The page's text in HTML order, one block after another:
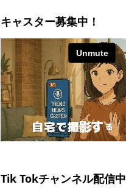
キャスター募集中！
Tik Tokチャンネル配信中